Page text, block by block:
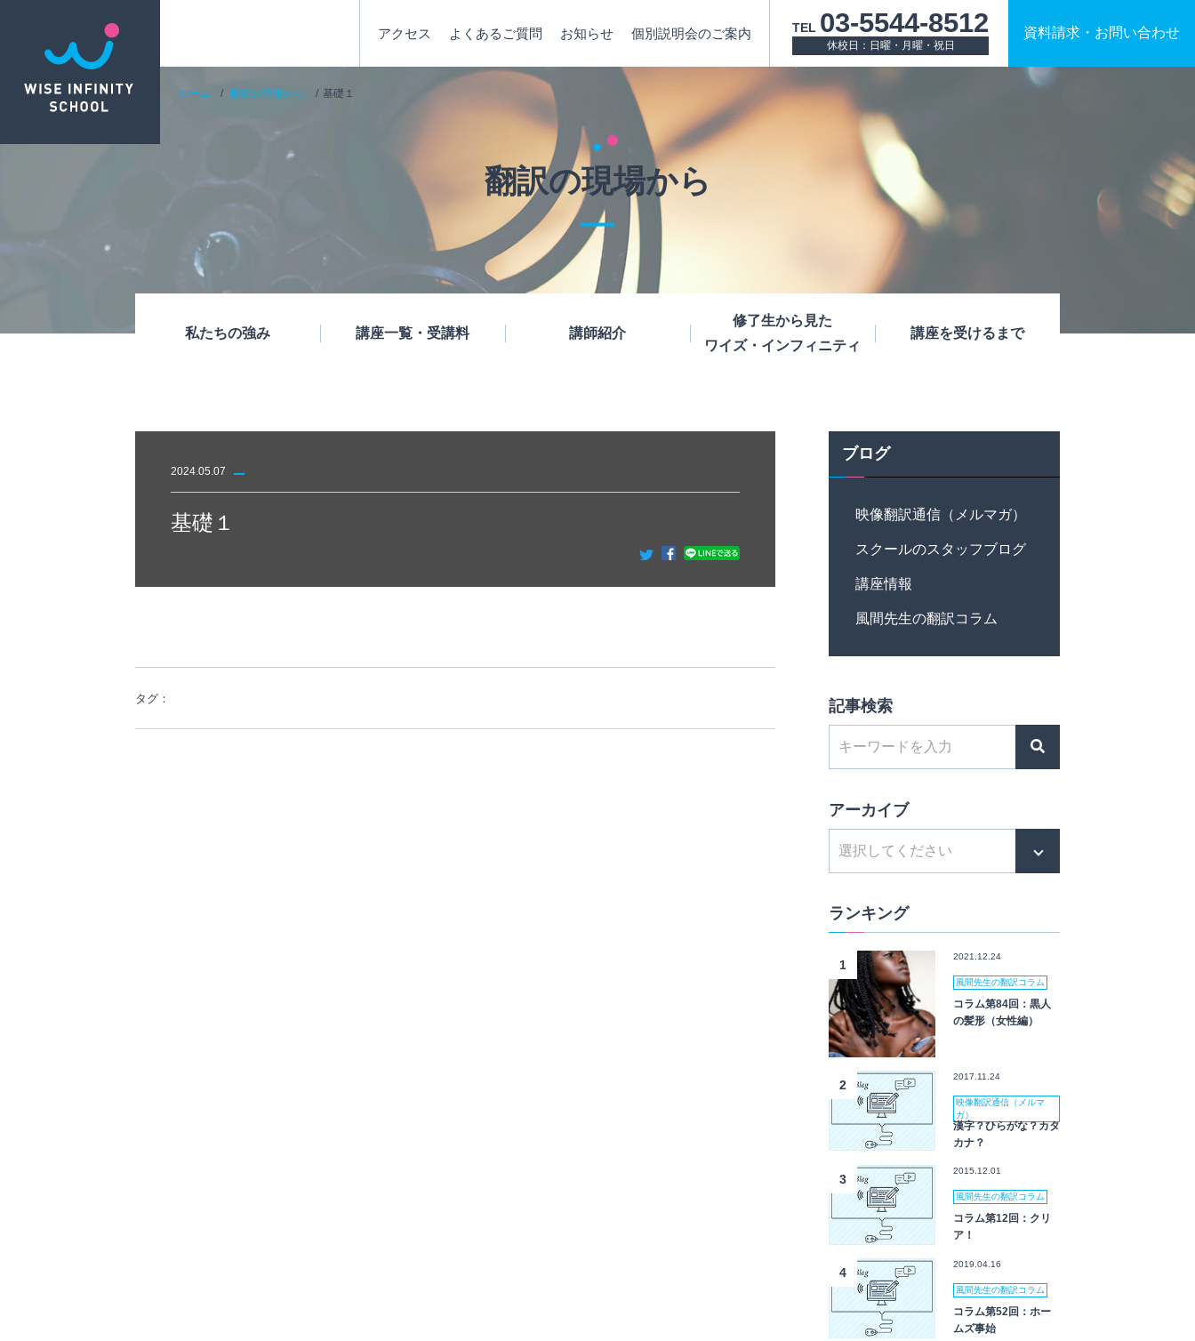
TEL 03-5544-8512
休校日：日曜・月曜・祝日
資料請求 ・ お問い合わせ
私たちの強み 講座一覧・受講料 講師紹介
修了生から見た
ワイズ・インフィニティ
講座を受けるまで
アクセス よくあるご質問 お知らせ 個別説明会のご案内
ホーム 翻訳の現場から 基礎１
翻訳の現場から
2024.05.07
基礎１
タグ：
ブログ
映像翻訳通信（メルマガ）
スクールのスタッフブログ
講座情報
風間先生の翻訳コラム
記事検索
アーカイブ
ランキング
1
2021.12.24
風間先生の翻訳コラム
コラム第84回：黒人
の髪形（女性編）
2
2017.11.24
映像翻訳通信（メルマ
ガ）
漢字？ひらがな？カタ
カナ？
3
2015.12.01
風間先生の翻訳コラム
コラム第12回：クリ
ア！
4
2019.04.16
風間先生の翻訳コラム
コラム第52回：ホー
ムズ事始